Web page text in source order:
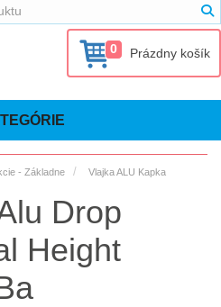
0 Prázdny košík
- Základne Vlajka ALU Kapka
Drop
Height